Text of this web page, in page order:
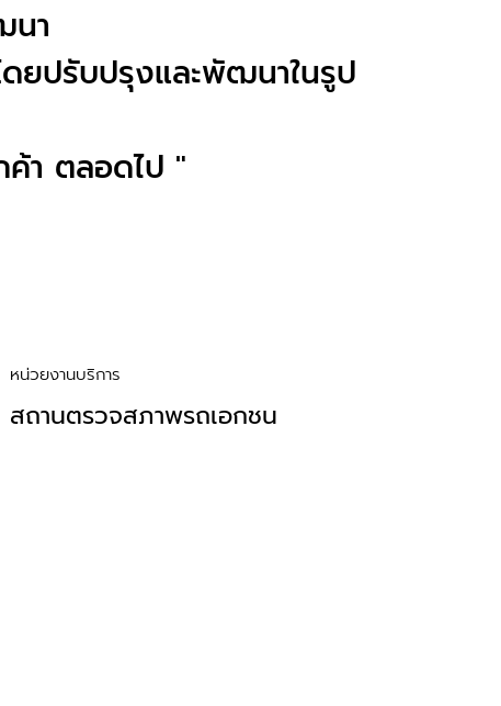
นา
ยปรับปรุงและพัฒนาในรูป
ค้า ตลอดไป "
หน่วยงานบริการ
สถานตรวจสภาพรถเอกชน